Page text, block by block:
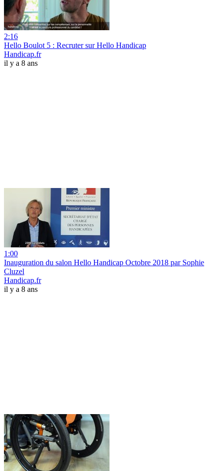
2:16
Hello Boulot 5 : Recruter sur Hello Handicap
Handicap.fr
il y a 8 ans
1:00
Inauguration du salon Hello Handicap Octobre 2018 par Sophie
Cluzel
Handicap.fr
il y a 8 ans